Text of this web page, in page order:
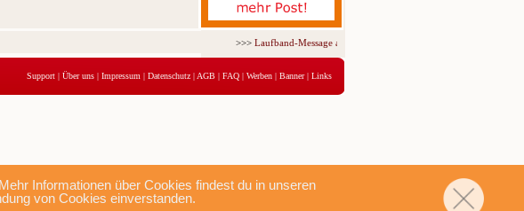
Informationen über Cookies findest du in unseren
von Cookies einverstanden.
>>>Laufband-Message ab nur 5,95 € für 3 Tage!
Support | Über uns | Impressum | Datenschutz | AGB | FAQ | Werben | Banner| Links